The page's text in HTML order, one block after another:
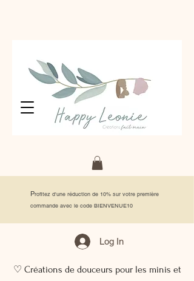
Profitez d'une réduction de 10% sur votre première
commande avec le code BIENVENUE10
Log In
♡ Créations de douceurs pour les minis et